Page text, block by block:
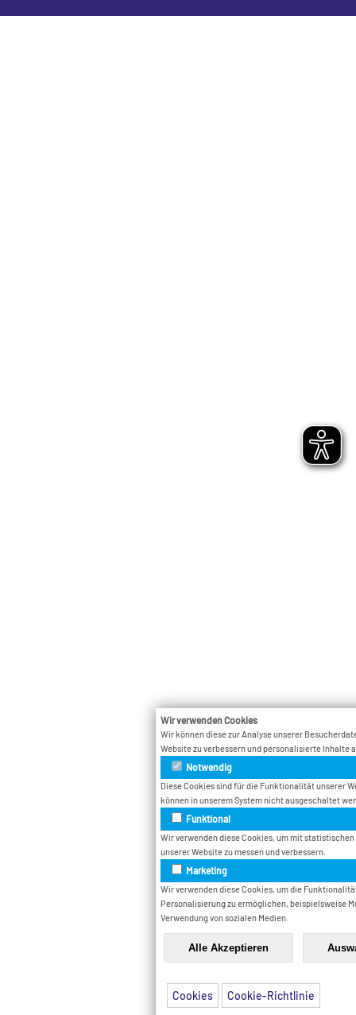
Wir verwenden Cookies
Wir können diese zur Analyse unserer
Website zu verbessern und personalisierte Inhalte
Notwendig
Diese Cookies sind für die Funktionalität unserer
können in unserem System nicht ausgeschaltet
Funktional
Wir verwenden diese Cookies, um mit
unserer Website zu messen und verbessern.
Marketing
Wir verwenden diese Cookies, um die
Personalisierung zu ermöglichen, beispielsweise
Verwendung von sozialen Medien.
Cookies Cookie-Richtlinie